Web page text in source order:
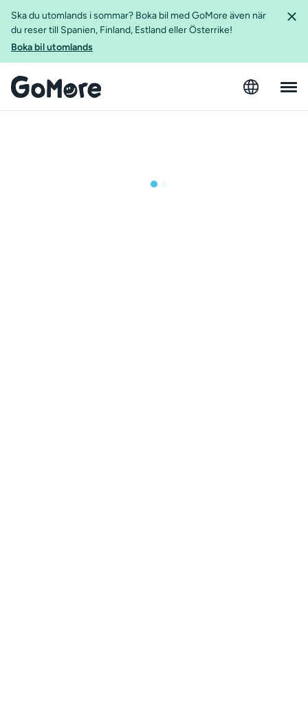
Ska du utomlands i sommar? Boka bil med GoMore även när
du reser till Spanien, Finland, Estland eller Österrike!
Boka bil utomlands